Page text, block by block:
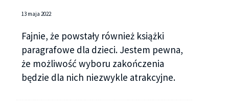
13 maja 2022
Fajnie, że powstały również książki
paragrafowe dla dzieci. Jestem pewna,
że możliwość wyboru zakończenia
będzie dla nich niezwykle atrakcyjne.